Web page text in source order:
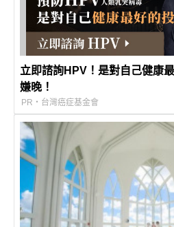
立即諮詢HPV！是對自己健康
嫌晚！
PR・台灣癌症基金會